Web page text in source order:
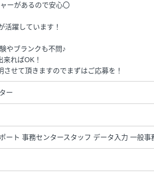
ーがあるので安心〇
活躍しています！
やブランクも不問♪
ればOK！
させて頂きますのでまずはご応募を！
ー
ート 事務センタースタッフ データ入力 一般事